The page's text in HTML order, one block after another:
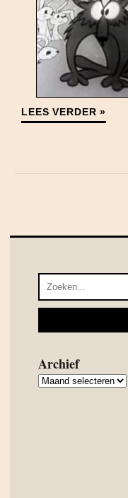
LEES VERDER »
Archief
Archief